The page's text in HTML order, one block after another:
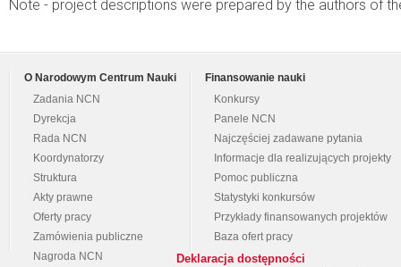
Note - project descriptions were prepared by the authors of
O Narodowym Centrum Nauki
Zadania NCN
Dyrekcja
Rada NCN
Koordynatorzy
Struktura
Akty prawne
Oferty pracy
Zamówienia publiczne
Nagroda NCN
Finansowanie nauki
Konkursy
Panele NCN
Najczęściej zadawane pytania
Informacje dla realizujących projekty
Pomoc publiczna
Statystyki konkursów
Przykłady finansowanych projektów
Baza ofert pracy
Deklaracja dostępności